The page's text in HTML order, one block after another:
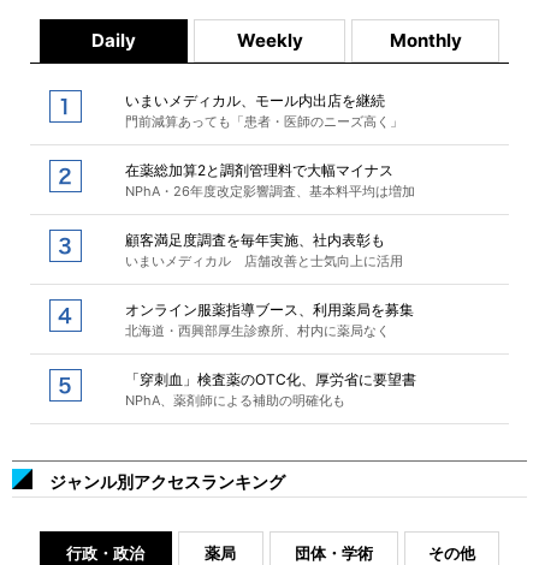
Daily Weekly Monthly
いまいメディカル、モール内出店を継続
門前減算あっても「患者・医師のニーズ高く」
在薬総加算2と調剤管理料で大幅マイナス
NPhA・26年度改定影響調査、基本料平均は増加
顧客満足度調査を毎年実施、社内表彰も
いまいメディカル 店舗改善と士気向上に活用
オンライン服薬指導ブース、利用薬局を募集
北海道・西興部厚生診療所、村内に薬局なく
「穿刺血」検査薬のOTC化、厚労省に要望書
NPhA、薬剤師による補助の明確化も
ジャンル別アクセスランキング
行政・政治 薬局 団体・学術 その他